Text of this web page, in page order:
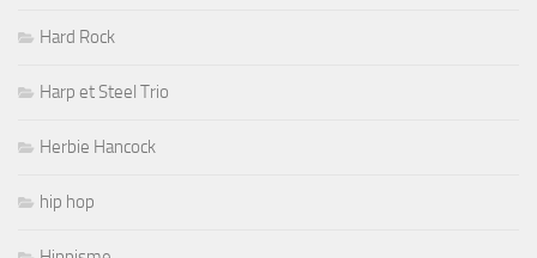
Hard Rock
Harp et Steel Trio
Herbie Hancock
hip hop